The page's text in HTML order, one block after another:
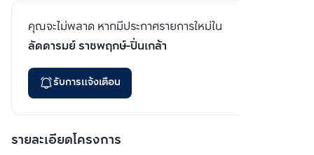
คุณจะไม่พลาด หากมีประกาศรายการใหม่ใน
ลัดดารมย์ ราชพฤกษ์-ปิ่นเกล้า
รับการแจ้งเตือน
รายละเอียดโครงการ